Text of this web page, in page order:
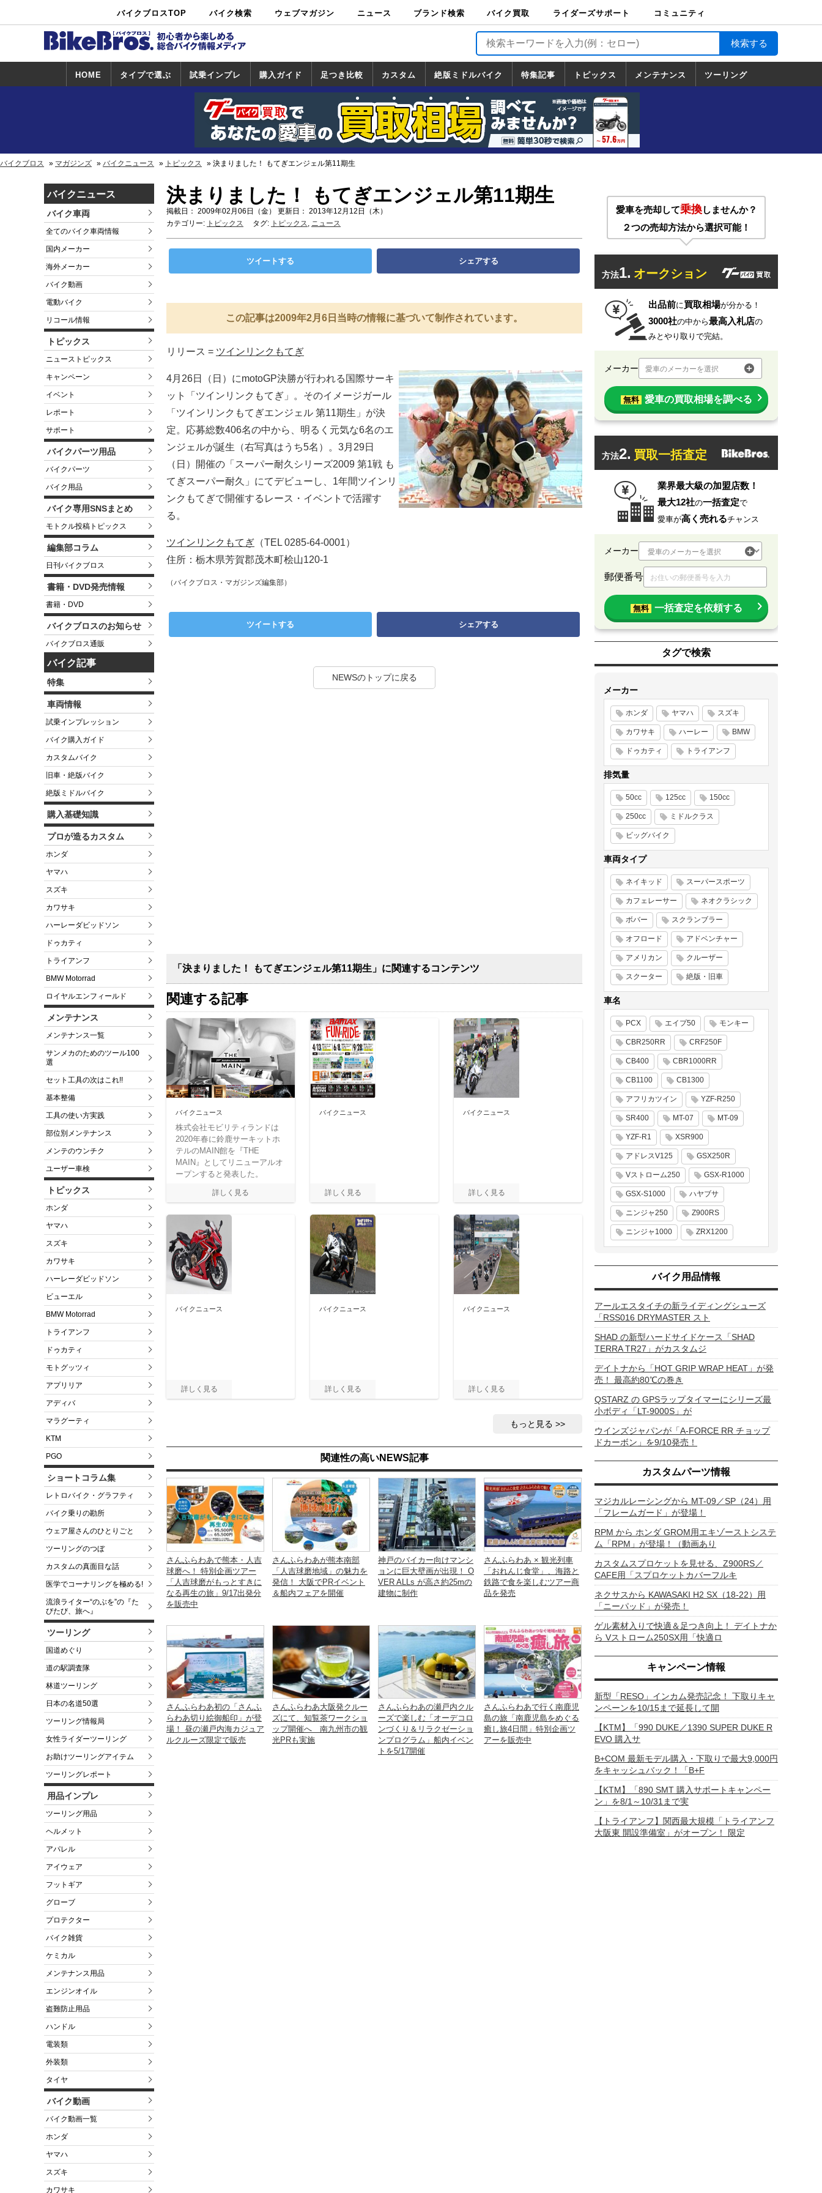
バイクブロスTOP バイク検索
中古バイ
ク・新車検
カタログ検
索
ショップ検
索
ウェブマガジン ニュース ブランド検索 バイク買取
バイク買取
ライダーズサポート
ライダーズサポート
TOP
バイク輸送
バイクガレージライ
フ
バイク車両保険
ロードサービス
バイク試乗
コミュニティ
HOME タイプで選ぶ 試乗インプレ
試乗インプレ
一覧
ホンダ
ヤマハ
スズキ
カワサキ
ハーレー
BMW
トライアンフ
ドゥカティ
購入ガイド
一覧
足つき比較 カスタム
カスタム
一覧
ホンダ
ヤマハ
スズキ
カワサキ
絶版ミドルバイク
絶版ミドルバイク
一覧
ホンダ
ヤマハ
スズキ
カワサキ
特集記事 トピックス
トピックス
一覧
ホンダ
ヤマハ
スズキ
カワサキ
ハーレーダ
ビッドソン
BMW
ドゥカティ
トライアン
フ
メンテナンス ツーリング
道の駅調査隊
ツーリング情報局
日本の道50選
国道めぐり
林道ツーリング
バイクブロス マガジンズ バイクニュース トピックス 決まりました！ もてぎエンジェル第11期生
バイクニュース
バイク車両
全てのバイク車両情報
国内メーカー
海外メーカー
バイク動画
電動バイク
リコール情報
トピックス
ニューストピックス
キャンペーン
イベント
レポート
サポート
バイクパーツ用品
バイクパーツ
バイク用品
バイク専用SNSまとめ
モトクル投稿トピックス
編集部コラム
日刊バイクブロス
書籍・DVD発売情報
書籍・DVD
バイクブロスのお知らせ
バイクブロス通販
バイク記事
特集
車両情報
試乗インプレッション
バイク購入ガイド
カスタムバイク
旧車・絶版バイク
絶版ミドルバイク
購入基礎知識
プロが造るカスタム
ホンダ
ヤマハ
スズキ
カワサキ
ハーレーダビッドソン
ドゥカティ
トライアンフ
BMW Motorrad
ロイヤルエンフィールド
メンテナンス
メンテナンス一覧
サンメカのためのツール100
選
セット工具の次はこれ!!
基本整備
工具の使い方実践
部位別メンテナンス
メンテのウンチク
ユーザー車検
トピックス
ホンダ
ヤマハ
スズキ
カワサキ
ハーレーダビッドソン
ビューエル
BMW Motorrad
トライアンフ
ドゥカティ
モトグッツィ
アプリリア
アディバ
マラグーティ
KTM
PGO
ショートコラム集
レトロバイク・グラフティ
バイク乗りの勘所
ウェア屋さんのひとりごと
ツーリングのつぼ
カスタムの真面目な話
医学でコーナリングを極める!
流浪ライター“のぶを”の『た
びたび、旅へ』
ツーリング
国道めぐり
道の駅調査隊
林道ツーリング
日本の名道50選
ツーリング情報局
女性ライダーツーリング
お助けツーリングアイテム
ツーリングレポート
用品インプレ
ツーリング用品
ヘルメット
アパレル
アイウェア
フットギア
グローブ
プロテクター
バイク雑貨
ケミカル
メンテナンス用品
エンジンオイル
盗難防止用品
ハンドル
電装類
外装類
タイヤ
バイク動画
バイク動画一覧
ホンダ
ヤマハ
スズキ
カワサキ
決まりました！ もてぎエンジェル第11期生
掲載日： 2009年02月06日（金） 更新日： 2013年12月12日（木）
カテゴリー: トピックス タグ: トピックス, ニュース
ツイートする シェアする
この記事は2009年2月6日当時の情報に基づいて制作されています。
リリース = ツインリンクもてぎ
4月26日（日）にmotoGP決勝が行われる国際サーキ
ット「ツインリンクもてぎ」。そのイメージガール
「ツインリンクもてぎエンジェル 第11期生」が決
定。応募総数406名の中から、明るく元気な6名のエ
ンジェルが誕生（右写真はうち5名）。3月29日
（日）開催の「スーパー耐久シリーズ2009 第1戦 も
てぎスーパー耐久」にてデビューし、1年間ツインリ
ンクもてぎで開催するレース・イベントで活躍す
る。
ツインリンクもてぎ （TEL 0285-64-0001）
住所：栃木県芳賀郡茂木町桧山120-1
（バイクブロス・マガジンズ編集部）
ツイートする シェアする
NEWSのトップに戻る
「決まりました！ もてぎエンジェル第11期生」に関連するコンテンツ
関連する記事
バイクニュース
株式会社モビリティランドは
2020年春に鈴鹿サーキットホ
テルのMAIN館を『THE
MAIN』としてリニューアルオ
ープンすると発表した。
バイクニュース バイクニュース
バイクニュース バイクニュース バイクニュース
もっと見る
関連性の高いNEWS記事
さんふらわあで熊本・人吉
球磨へ！ 特別企画ツアー
「人吉球磨がもっとすきに
なる再生の旅」9/17出発分
を販売中
さんふらわあが熊本南部
「人吉球磨地域」の魅力を
発信！ 大阪でPRイベント
＆船内フェアを開催
神戸のバイカー向けマンシ
ョンに巨大壁画が出現！ O
VER ALLs が高さ約25mの
建物に制作
さんふらわあ × 観光列車
「おれんじ食堂」、海路と
鉄路で食を楽しむツアー商
品を発売
さんふらわあ初の「さんふ
らわあ切り絵御船印」が登
場！ 昼の瀬戸内海カジュア
ルクルーズ限定で販売
さんふらわあ大阪発クルー
ズにて、知覧茶ワークショ
ップ開催へ 南九州市の観
光PRも実施
さんふらわあの瀬戸内クル
ーズで楽しむ「オーデコロ
ンづくり＆リラクゼーショ
ンプログラム」船内イベン
トを5/17開催
さんふらわあで行く南鹿児
島の旅「南鹿児島をめぐる
癒し旅4日間」特別企画ツ
アーを販売中
愛車を売却して乗換しませんか？
２つの売却方法から選択可能！
方法1. オークション
出品前に買取相場が分かる！
3000社の中から最高入札店の
みとやり取りで完結。
メーカー 愛車のメーカーを選択
無料 愛車の買取相場を調べる
方法2. 買取一括査定
業界最大級の加盟店数！
最大12社の一括査定で
愛車が高く売れるチャンス
メーカー
郵便番号
無料 一括査定を依頼する
タグで検索
メーカー
ホンダ ヤマハ スズキ
カワサキ ハーレー BMW
ドゥカティ トライアンフ
排気量
50cc 125cc 150cc
250cc ミドルクラス
ビッグバイク
車両タイプ
ネイキッド スーパースポーツ
カフェレーサー ネオクラシック
ボバー スクランブラー
オフロード アドベンチャー
アメリカン クルーザー
スクーター 絶版・旧車
車名
PCX エイプ50 モンキー
CBR250RR CRF250F
CB400 CBR1000RR
CB1100 CB1300
アフリカツイン YZF-R250
SR400 MT-07 MT-09
YZF-R1 XSR900
アドレスV125 GSX250R
Vストローム250 GSX-R1000
GSX-S1000 ハヤブサ
ニンジャ250 Z900RS
ニンジャ1000 ZRX1200
バイク用品情報
アールエスタイチの新ライディングシューズ
「RSS016 DRYMASTER スト
SHAD の新型ハードサイドケース「SHAD
TERRA TR27」がカスタムジ
デイトナから「HOT GRIP WRAP HEAT」が発
売！ 最高約80℃の巻き
QSTARZ の GPSラップタイマーにシリーズ最
小ボディ「LT-9000S」が
ウインズジャパンが「A-FORCE RR チョップ
ドカーボン」を9/10発売！
カスタムパーツ情報
マジカルレーシングから MT-09／SP（24）用
「フレームガード」が登場！
RPM から ホンダ GROM用エキゾーストシステ
ム「RPM」が登場！（動画あり
カスタムスプロケットを見せる、Z900RS／
CAFE用「スプロケットカバーフルキ
ネクサスから KAWASAKI H2 SX（18-22）用
「ニーパッド」が発売！
ゲル素材入りで快適＆足つき向上！ デイトナか
ら Vストローム250SX用「快適ロ
キャンペーン情報
新型「RESO」インカム発売記念！ 下取りキャ
ンペーンを10/15まで延長して開
【KTM】「990 DUKE／1390 SUPER DUKE R
EVO 購入サ
B+COM 最新モデル購入・下取りで最大9,000円
をキャッシュバック！「B+F
【KTM】「890 SMT 購入サポートキャンペー
ン」を8/1～10/31まで実
【トライアンフ】関西最大規模「トライアンフ
大阪東 開設準備室」がオープン！ 限定